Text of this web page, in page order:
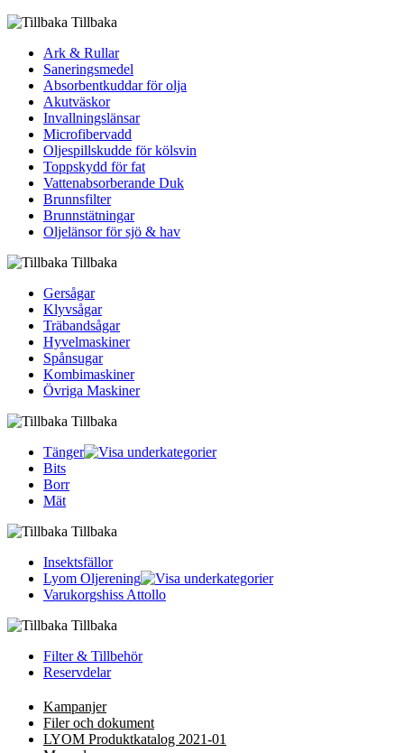
Tillbaka
Ark & Rullar
Saneringsmedel
Absorbentkuddar för olja
Akutväskor
Invallningslänsar
Microfibervadd
Oljespillskudde för kölsvin
Toppskydd för fat
Vattenabsorberande Duk
Brunnsfilter
Brunnstätningar
Oljelänsor för sjö & hav
Tillbaka
Gersågar
Klyvsågar
Träbandsågar
Hyvelmaskiner
Spånsugar
Kombimaskiner
Övriga Maskiner
Tillbaka
Tänger
Bits
Borr
Mät
Tillbaka
Insektsfällor
Lyom Oljerening
Varukorgshiss Attollo
Tillbaka
Filter & Tillbehör
Reservdelar
Kampanjer
Filer och dokument
LYOM Produktkatalog 2021-01